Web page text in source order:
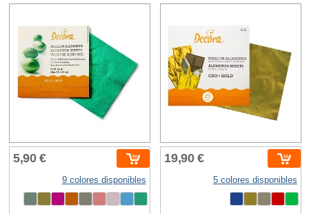
5,90 €
9 colores disponibles
19,90 €
5 colores disponibles